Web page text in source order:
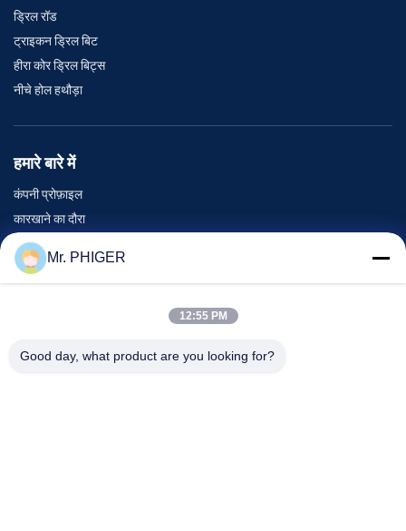
ड्रिल रॉड
ट्राइकन ड्रिल बिट
हीरा कोर ड्रिल बिट्स
नीचे होल हथौड़ा
हमारे बारे में
कंपनी प्रोफ़ाइल
कारखाने का दौरा
गुणवत्ता नियंत्रण
साइटमैप
घटनाएँ
Mr. PHIGER
12:55 PM
Good day, what product are you looking for?